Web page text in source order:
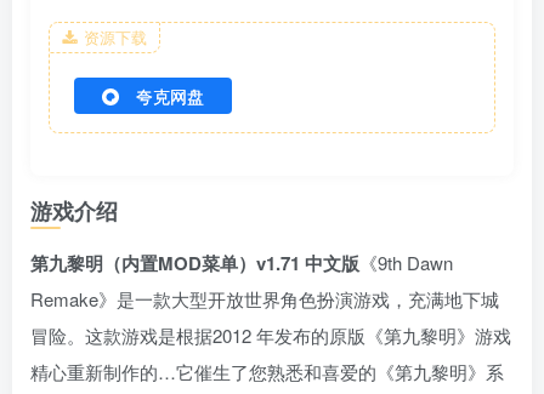
资源下载
夸克网盘
游戏介绍
第九黎明（内置MOD菜单）v1.71 中文版 《9th Dawn
Remake》是一款大型开放世界角色扮演游戏，充满地下城
冒险。这款游戏是根据2012 年发布的原版《第九黎明》游戏
精心重新制作的…它催生了您熟悉和喜爱的《第九黎明》系